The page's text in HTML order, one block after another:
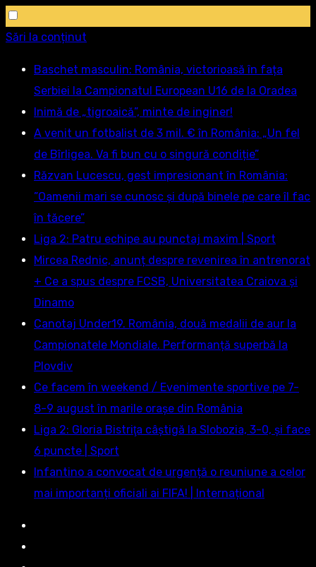
Sări la conținut
Baschet masculin: România, victorioasă în fața
Serbiei la Campionatul European U16 de la Oradea
Inimă de „tigroaică”, minte de inginer!
A venit un fotbalist de 3 mil. € în România: „Un fel
de Bîrligea. Va fi bun cu o singură condiție”
Răzvan Lucescu, gest impresionant în România:
”Oamenii mari se cunosc și după binele pe care îl fac
în tăcere”
Liga 2: Patru echipe au punctaj maxim | Sport
Mircea Rednic, anunț despre revenirea în antrenorat
+ Ce a spus despre FCSB, Universitatea Craiova și
Dinamo
Canotaj Under19. România, două medalii de aur la
Campionatele Mondiale. Performanță superbă la
Plovdiv
Ce facem în weekend / Evenimente sportive pe 7-
8-9 august în marile orașe din România
Liga 2: Gloria Bistriţa câştigă la Slobozia, 3-0, şi face
6 puncte | Sport
Infantino a convocat de urgență o reuniune a celor
mai importanți oficiali ai FIFA! | Internațional